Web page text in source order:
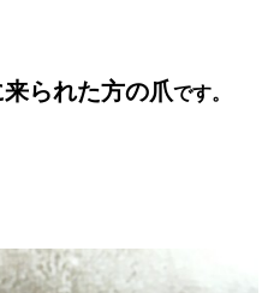
られた方の爪です。